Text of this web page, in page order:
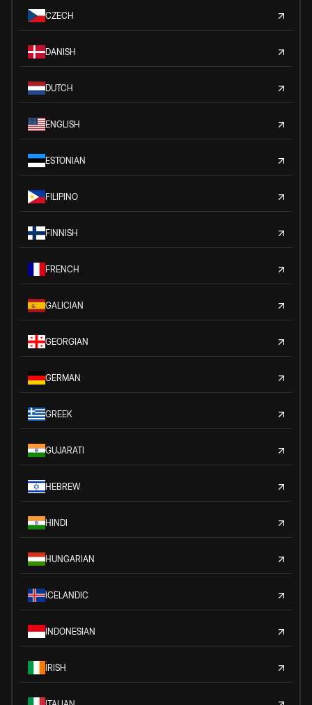
CZECH
DANISH
DUTCH
ENGLISH
ESTONIAN
FILIPINO
FINNISH
FRENCH
GALICIAN
GEORGIAN
GERMAN
GREEK
GUJARATI
HEBREW
HINDI
HUNGARIAN
ICELANDIC
INDONESIAN
IRISH